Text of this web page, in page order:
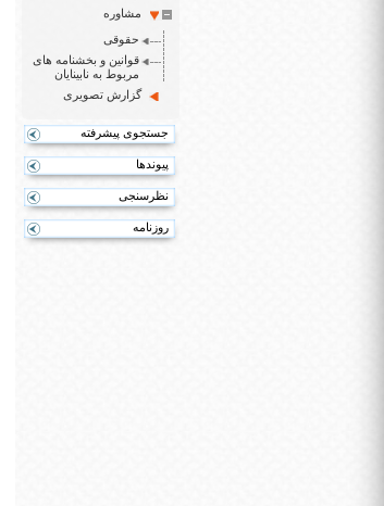
مشاوره
حقوقی
قوانین و بخشنامه های
مربوط به نابینایان
گزارش تصویری
جستجوی پیشرفته
پیوندها
نظرسنجی
روزنامه